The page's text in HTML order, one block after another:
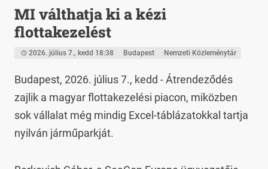
MI válthatja ki a kézi
flottakezelést
2026. július 7., kedd 18:38 Budapest Nemzeti Közleménytár
Budapest, 2026. július 7., kedd - Átrendeződés
zajlik a magyar flottakezelési piacon, miközben
sok vállalat még mindig Excel-táblázatokkal tartja
nyilván járműparkját.